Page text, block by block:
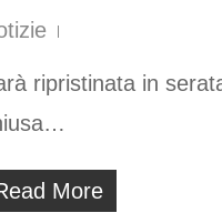
ripristinata in
More